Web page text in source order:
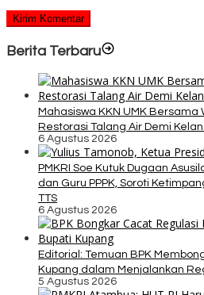
Berita Terbaru
Mahasiswa KKN UMK Bersama
Restorasi Talang Air Demi
6 Agustus 2026
PMKRI Soe Kutuk Dugaan
dan Guru PPPK, Soroti
TTS
6 Agustus 2026
Editorial: Temuan BPK
Kupang dalam Menjalankan
5 Agustus 2026